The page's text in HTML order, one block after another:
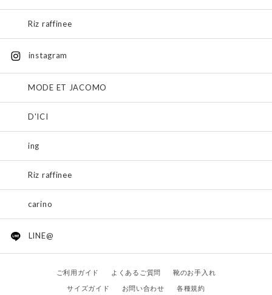
Riz raffinee
instagram
MODE ET JACOMO
D'ICI
ing
Riz raffinee
carino
LINE@
ご利用ガイド よくあるご質問
靴のお手入れ
サイズガイド
お問い合わせ 各種規約